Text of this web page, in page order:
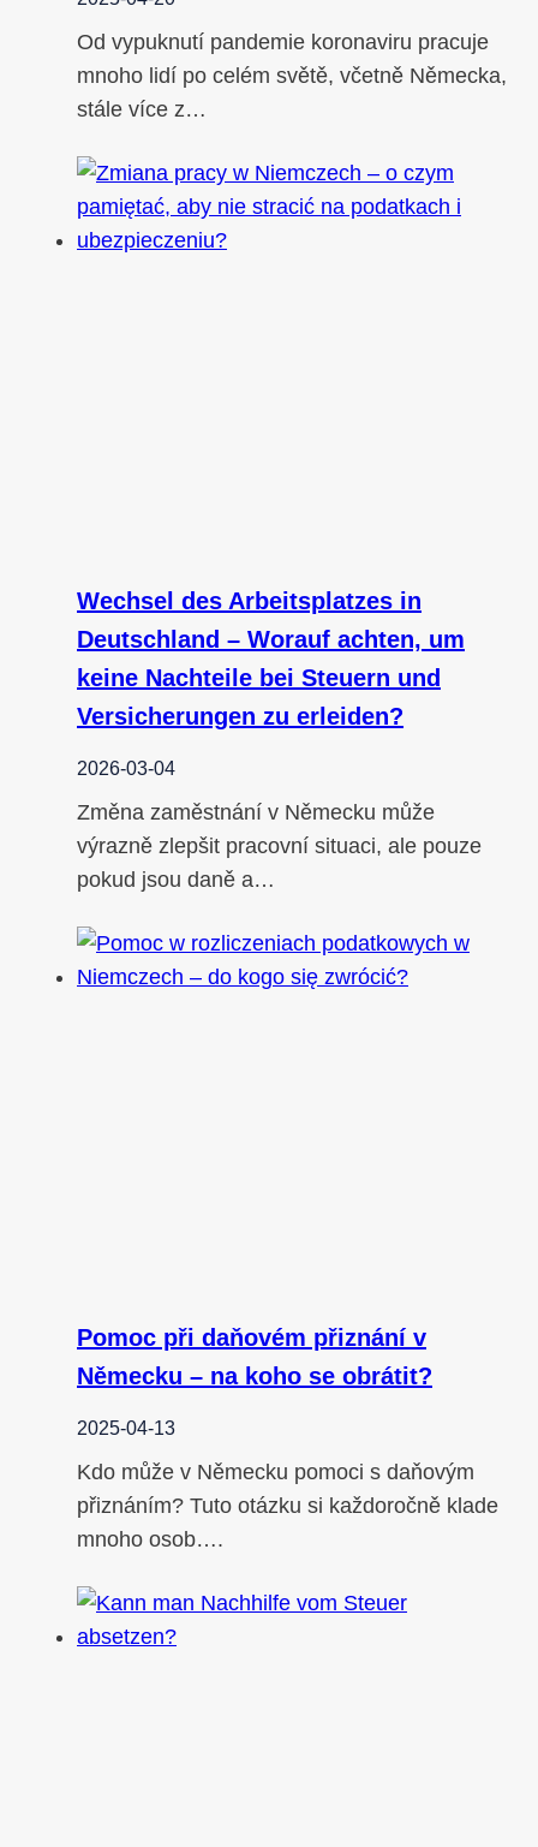
Od vypuknutí pandemie koronaviru pracuje
mnoho lidí po celém světě, včetně Německa,
stále více z…
Wechsel des Arbeitsplatzes in
Deutschland – Worauf achten, um
keine Nachteile bei Steuern und
Versicherungen zu erleiden?
2026-03-04
Změna zaměstnání v Německu může
výrazně zlepšit pracovní situaci, ale pouze
pokud jsou daně a…
Pomoc při daňovém přiznání v
Německu – na koho se obrátit?
2025-04-13
Kdo může v Německu pomoci s daňovým
přiznáním? Tuto otázku si každoročně klade
mnoho osob….